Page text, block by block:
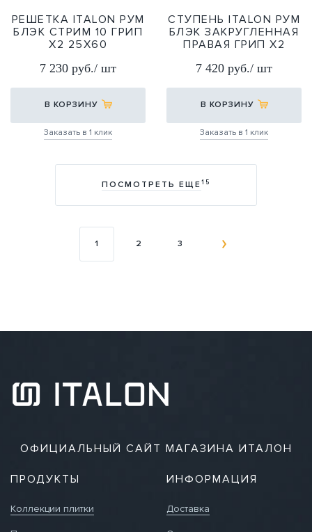
РЕШЕТКА ITALON РУМ
БЛЭК СТРИМ 10 ГРИП
Х2 25Х60
7 230 руб./ шт
В КОРЗИНУ
Заказать в 1 клик
СТУПЕНЬ ITALON РУМ
БЛЭК ЗАКРУГЛЕННАЯ
ПРАВАЯ ГРИП Х2
30Х60
7 420 руб./ шт
В КОРЗИНУ
Заказать в 1 клик
ПОСМОТРЕТЬ ЕЩЕ15
1 2 3
ОФИЦИАЛЬНЫЙ САЙТ МАГАЗИНА ИТАЛОН
ИНФОРМАЦИЯ
Доставка
ПРОДУКТЫ
Коллекции плитки